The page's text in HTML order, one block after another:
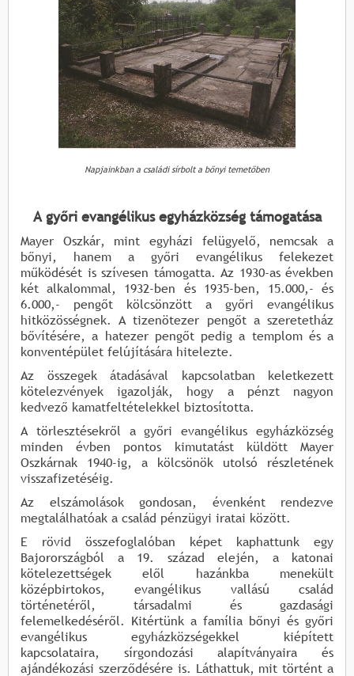
Napjainkban a családi sírbolt a bőnyi temetőben
A győri evangélikus egyházközség támogatása
Mayer Oszkár, mint egyházi felügyelő, nemcsak a
bőnyi, hanem a győri evangélikus felekezet
működését is szívesen támogatta. Az 1930-as években
két alkalommal, 1932-ben és 1935-ben, 15.000,- és
6.000,- pengőt kölcsönzött a győri evangélikus
hitközösségnek. A tizenötezer pengőt a szeretetház
bővítésére, a hatezer pengőt pedig a templom és a
konventépület felújítására hitelezte.
Az összegek átadásával kapcsolatban keletkezett
kötelezvények igazolják, hogy a pénzt nagyon
kedvező kamatfeltételekkel biztosította.
A törlesztésekről a győri evangélikus egyházközség
minden évben pontos kimutatást küldött Mayer
Oszkárnak 1940-ig, a kölcsönök utolsó részletének
visszafizetéséig.
Az elszámolások gondosan, évenként rendezve
megtalálhatóak a család pénzügyi iratai között.
E rövid összefoglalóban képet kaphattunk egy
Bajorországból a 19. század elején, a katonai
kötelezettségek elől hazánkba menekült
középbirtokos, evangélikus vallású család
történetéről, társadalmi és gazdasági
felemelkedéséről. Kitértünk a família bőnyi és győri
evangélikus egyházközségekkel kiépített
kapcsolataira, sírgondozási alapítványaira és
ajándékozási szerződésére is. Láthattuk, mit történt a